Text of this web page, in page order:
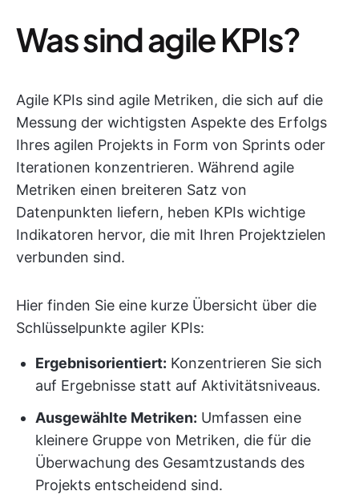
Was sind agile KPIs?
Agile KPIs sind agile Metriken, die sich auf die
Messung der wichtigsten Aspekte des Erfolgs
Ihres agilen Projekts in Form von Sprints oder
Iterationen konzentrieren. Während agile
Metriken einen breiteren Satz von
Datenpunkten liefern, heben KPIs wichtige
Indikatoren hervor, die mit Ihren Projektzielen
verbunden sind.
Hier finden Sie eine kurze Übersicht über die
Schlüsselpunkte agiler KPIs:
Ergebnisorientiert: Konzentrieren Sie sich
auf Ergebnisse statt auf Aktivitätsniveaus.
Ausgewählte Metriken: Umfassen eine
kleinere Gruppe von Metriken, die für die
Überwachung des Gesamtzustands des
Projekts entscheidend sind.